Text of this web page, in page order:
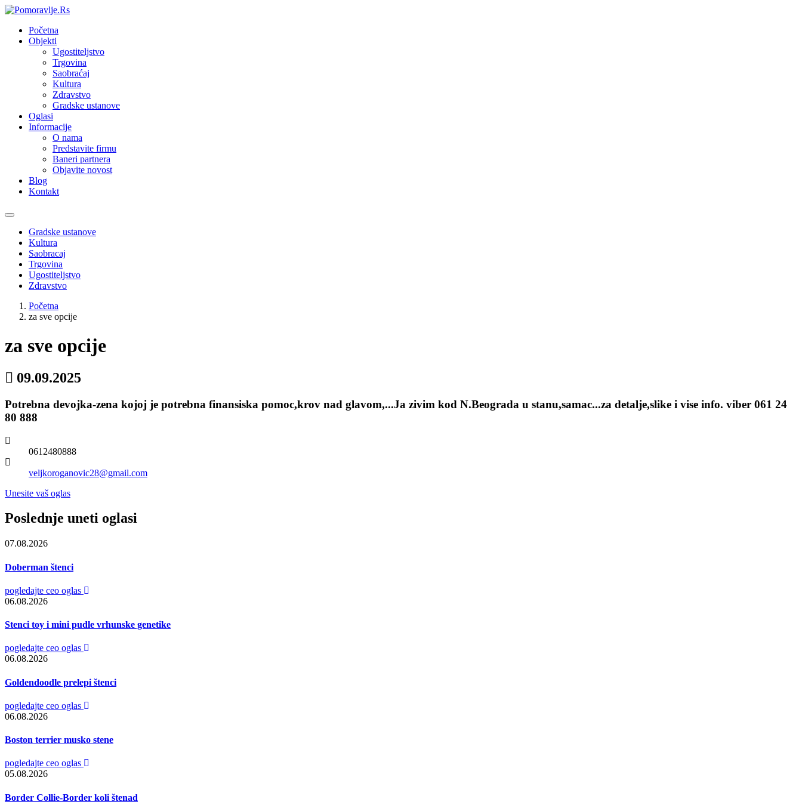
Početna
Objekti
Ugostiteljstvo
Trgovina
Saobraćaj
Kultura
Zdravstvo
Gradske ustanove
Oglasi
Informacije
O nama
Predstavite firmu
Baneri partnera
Objavite novost
Blog
Kontakt
Toggle
navigationGradske ustanove
Kultura
Saobracaj
Trgovina
Ugostiteljstvo
Zdravstvo
Početna
za sve opcije
za sve opcije
09.09.2025
Potrebna devojka-zena kojoj je potrebna finansiska pomoc,krov nad glavom,...Ja zivim kod N.Beograda u stanu,samac...za detalje,slike i vise info. viber 061 24
80 888
0612480888
veljkoroganovic28@gmail.com
Unesite vaš oglas
Poslednje uneti oglasi
07.08.2026
Doberman štenci
pogledajte ceo oglas
06.08.2026
Stenci toy i mini pudle vrhunske genetike
pogledajte ceo oglas
06.08.2026
Goldendoodle prelepi štenci
pogledajte ceo oglas
06.08.2026
Boston terrier musko stene
pogledajte ceo oglas
05.08.2026
Border Collie-Border koli štenad